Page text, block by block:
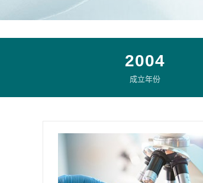
2004
成立年份